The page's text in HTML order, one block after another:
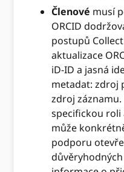
Členové musí
ORCID
postupů
aktualizace
iD-ID a jasná
metadat: zdroj
zdroj
specifickou
může
podporu